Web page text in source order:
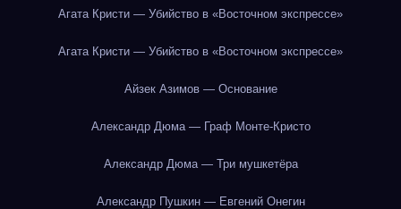
Агата Кристи — Убийство в «Восточном экспрессе»
Агата Кристи — Убийство в «Восточном экспрессе»
Айзек Азимов — Основание
Александр Дюма — Граф Монте-Кристо
Александр Дюма — Три мушкетёра
Александр Пушкин — Евгений Онегин